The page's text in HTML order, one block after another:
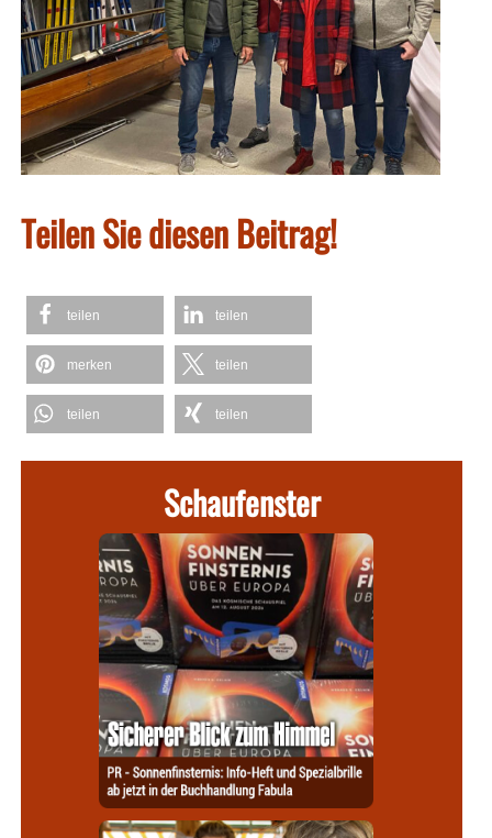
Teilen Sie diesen Beitrag!
teilen teilen
merken teilen
teilen teilen
Schaufenster